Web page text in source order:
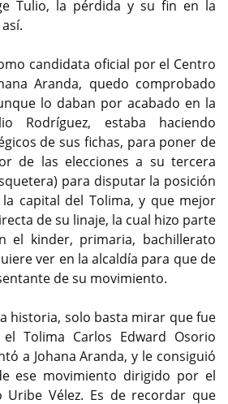
Tulio, la pérdida y su fin en la
candidata oficial por el Centro
Aranda, quedo comprobado
lo daban por acabado en la
Rodríguez, estaba haciendo
de sus fichas, para poner de
de las elecciones a su tercera
para disputar la posición
capital del Tolima, y que mejor
de su linaje, la cual hizo parte
el kinder, primaria, bachillerato
ver en la alcaldía para que de
de su movimiento.
historia, solo basta mirar que fue
Tolima Carlos Edward Osorio
a Johana Aranda, y le consiguió
ese movimiento dirigido por el
Uribe Vélez. Es de recordar que